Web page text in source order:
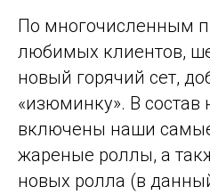
По многочисленным
любимых клиентов,
новый горячий сет,
«изюминку». В состав
включены наши
жареные роллы, а
новых ролла (в